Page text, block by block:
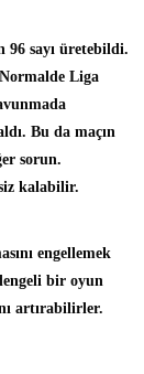
96 sayı üretebildi.
Liga
Bu da maçın
sorun.
kalabilir.
engellemek
bir oyun
artırabilirler.